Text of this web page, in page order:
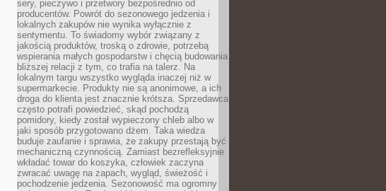
sery, pieczywo i przetwory bezpośrednio od
producentów. Powrót do sezonowego jedzenia i
lokalnych zakupów nie wynika wyłącznie z
sentymentu. To świadomy wybór związany z
jakością produktów, troską o zdrowie, potrzebą
wspierania małych gospodarstw i chęcią budowania
bliższej relacji z tym, co trafia na talerz. Na
lokalnym targu wszystko wygląda inaczej niż w
supermarkecie. Produkty nie są anonimowe, a ich
droga do klienta jest znacznie krótsza. Sprzedawca
często potrafi powiedzieć, skąd pochodzą
pomidory, kiedy został wypieczony chleb albo w
jaki sposób przygotowano dżem. Taka wiedza
buduje zaufanie i sprawia, że zakupy przestają być
mechaniczną czynnością. Zamiast bezrefleksyjnie
wkładać towar do koszyka, człowiek zaczyna
zwracać uwagę na zapach, wygląd, świeżość i
pochodzenie jedzenia. Sezonowość ma ogromny